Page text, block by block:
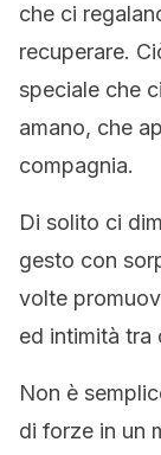
che ci
recuperare.
speciale che
amano, che
compagnia.
Di solito ci
gesto con
volte
ed intimità tra
Non è
di forze in un